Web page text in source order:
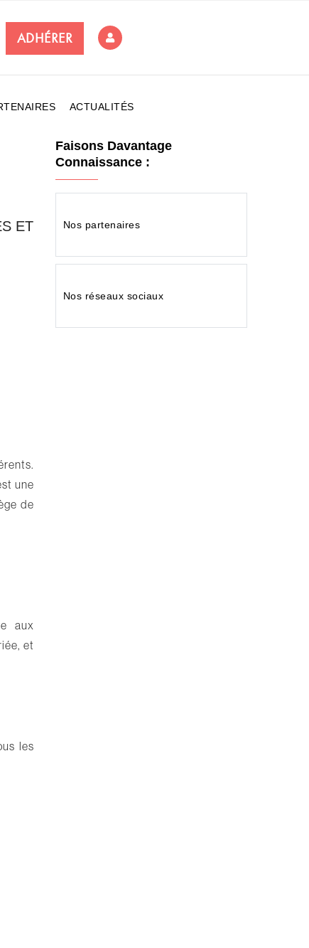
ADHÉRER
ACTUALITÉS
ET
une
de
aux
et
les
Faisons Davantage
Connaissance :
Nos partenaires
Nos réseaux sociaux